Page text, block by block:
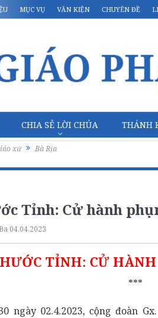
MỤC VỤ VĂN KIỆN CHUYÊN ĐỀ
CHIA SẺ LỜI CHÚA THÁNH
xứ Bà Rịa
Tỉnh: Cử hành
04.04.2023
TỈNH: CỬ
***
ngày 02.4.2023, cộng đoàn